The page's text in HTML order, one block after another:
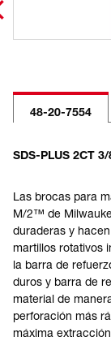
48-20-7554
SDS-PLUS 2CT
Las brocas para
M/2™ de
duraderas y
martillos rotativos
la barra de
duros y barra de
material de
perforación más
máxima